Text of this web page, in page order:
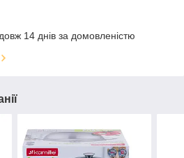
14 днів за домовленістю